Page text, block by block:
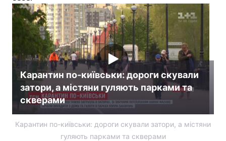
Карантин по-київськи: дороги скували
затори, а містяни гуляють парками та
скверами
Карантин по-київськи: дороги скували затори, а містяни
гуляють парками та скверами